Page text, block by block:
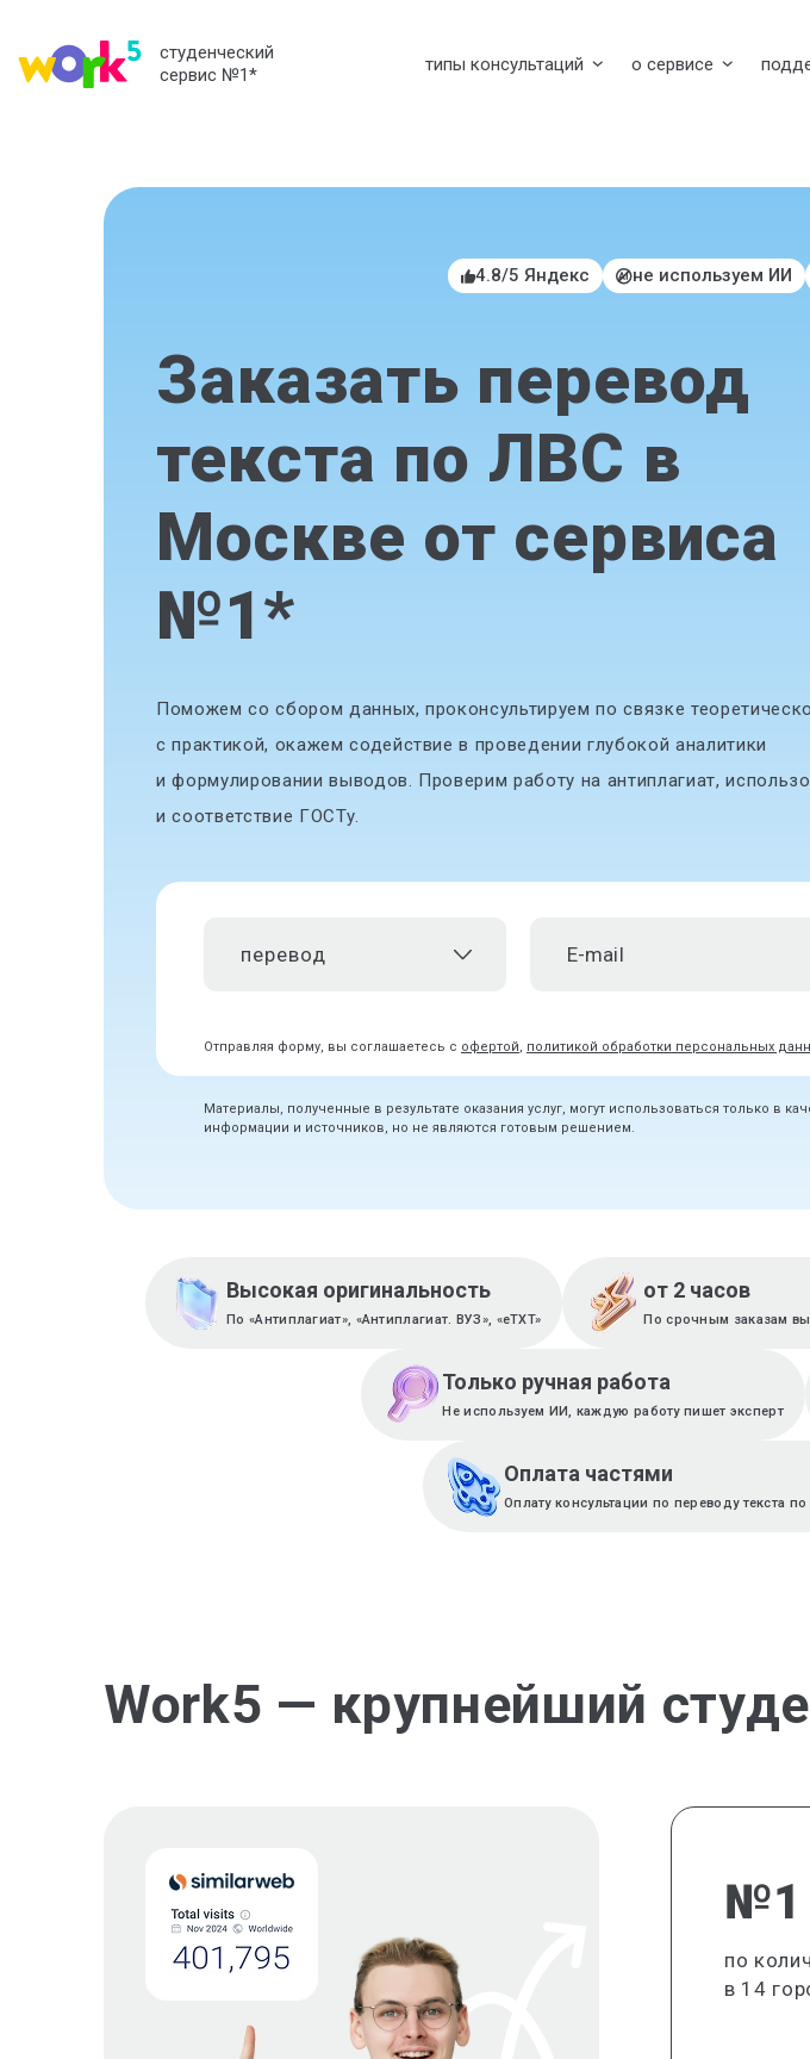
студенческий
сервис №1* типы консультаций о сервисе
4.8/5 Яндекс не используем ИИ
Заказать перевод
текста по ЛВС в
Москве от сервиса
№1*
Поможем со сбором данных, проконсультируем по связке
с практикой, окажем содействие в проведении глубокой аналитики
и формулировании выводов. Проверим работу на антиплагиат,
и соответствие ГОСТу.
перевод
Отправляя форму, вы соглашаетесь с офертой, политикой обработки персональных
Материалы, полученные в результате оказания услуг, могут использоваться только в
информации и источников, но не являются готовым решением.
Высокая оригинальность
По «Антиплагиат», «Антиплагиат. ВУЗ», «eTXT»
от 2 часов
По срочным заказам
Только ручная работа
Не используем ИИ, каждую работу пишет эксперт
Оплата частями
Оплату консультации по переводу текста
Work5 — крупнейший
№1
по
в 14